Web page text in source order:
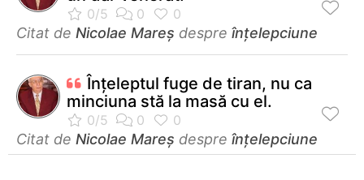
Citat de Nicolae Mareș despre înțelepciune
Înţeleptul fuge de tiran, nu ca
minciuna stă la masă cu el.
Citat de Nicolae Mareș despre înțelepciune